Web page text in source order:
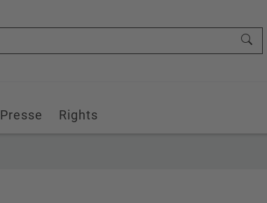
Presse Rights